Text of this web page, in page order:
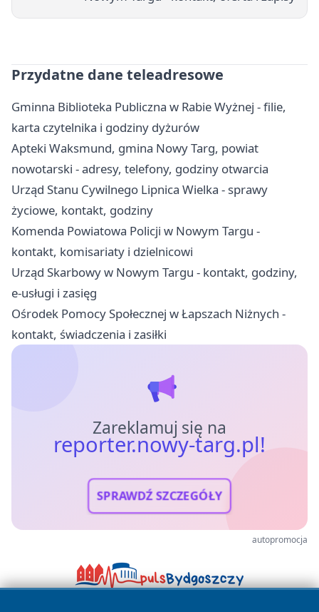
Przydatne dane teleadresowe
Gminna Biblioteka Publiczna w Rabie Wyżnej - filie,
karta czytelnika i godziny dyżurów
Apteki Waksmund, gmina Nowy Targ, powiat
nowotarski - adresy, telefony, godziny otwarcia
Urząd Stanu Cywilnego Lipnica Wielka - sprawy
życiowe, kontakt, godziny
Komenda Powiatowa Policji w Nowym Targu -
kontakt, komisariaty i dzielnicowi
Urząd Skarbowy w Nowym Targu - kontakt, godziny,
e-usługi i zasięg
Ośrodek Pomocy Społecznej w Łapszach Niżnych -
kontakt, świadczenia i zasiłki
Zareklamuj się na
reporter.nowy-targ.pl!
SPRAWDŹ SZCZEGÓŁY
autopromocja